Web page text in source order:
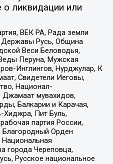
ликвидации или
ВЕК РА, Рада земли
Русь, Община
Веси Беловодья,
Перуна, Мужская
Инглингов, Нурджулар, К
Свидетели Иеговы,
Национал-
Джамаат мувахидов,
Балкарии и Карачая,
Хиджра, Пит Буль,
партия России,
Орден
города Череповца,
Русское национальное